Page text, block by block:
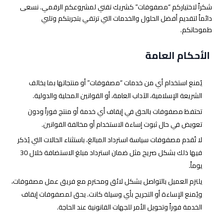
شكراً لاختياركم “مصفوفات” كشريك تقني لمشروعكم الرقمي. نسعى
دائماً لتقديم أفضل الحلول والخدمات التي ترتقي بتجربتكم وتلبي
طموحاتكم.
الأحكام العامة
يُمنع استخدام أي من خدمات “مصفوفات” أو منتجاتها بما يخالف
الشريعة الإسلامية، الآداب العامة، أو القوانين المحلية والدولية.
تحتفظ مصفوفات بالحق في إيقاف أي خدمة أو منتج فوراً ودون
تعويض في حال ثبوت إساءة الاستخدام أو مخالفة القوانين.
لا تُقدم مصفوفات سياسة استرداد المبالغ، باستثناء الحالات التي يُذكر
فيها ذلك بشكل صريح مثل ضمان استرداد مبلغ الاستضافة خلال 30
يوماً.
يلتزم العميل بالتواصل بشكل لائق ومحترم مع فريق عمل مصفوفات،
ويُمنع الإساءة أو التجريح بأي وسيلة كانت. يحق لمصفوفات إيقاف
الخدمة فوراً وتحويل الأمر للجهات القانونية عند الحاجة.